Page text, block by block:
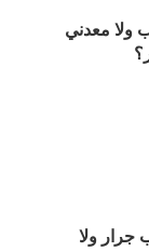
معدني
جرار ولا